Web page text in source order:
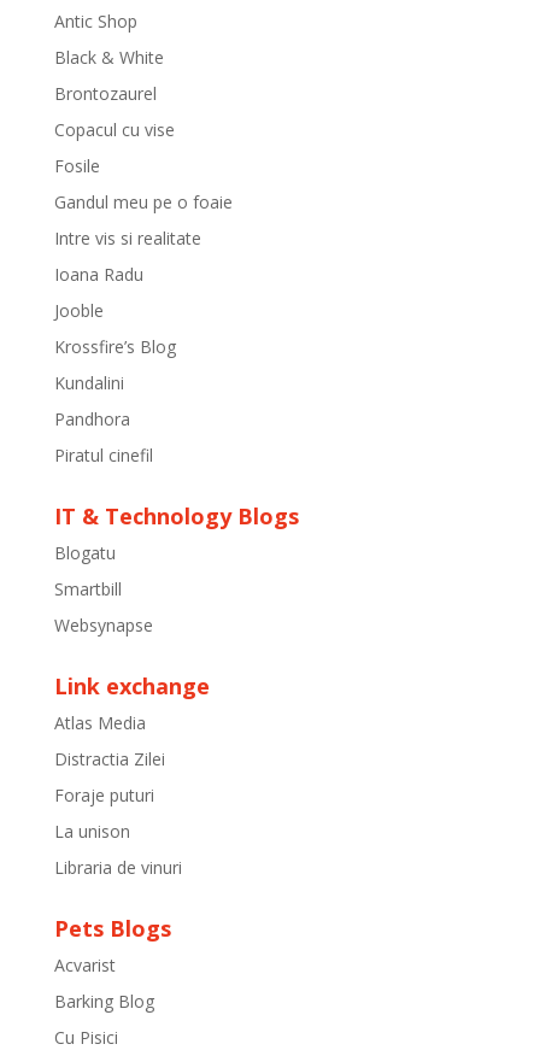
Antic Shop
Black & White
Brontozaurel
Copacul cu vise
Fosile
Gandul meu pe o foaie
Intre vis si realitate
Ioana Radu
Jooble
Krossfire’s Blog
Kundalini
Pandhora
Piratul cinefil
IT & Technology Blogs
Blogatu
Smartbill
Websynapse
Link exchange
Atlas Media
Distractia Zilei
Foraje puturi
La unison
Libraria de vinuri
Pets Blogs
Acvarist
Barking Blog
Cu Pisici